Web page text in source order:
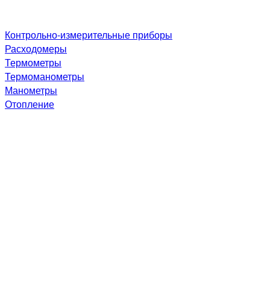
Контрольно-измерительные приборы
Расходомеры
Термометры
Термоманометры
Манометры
Отопление